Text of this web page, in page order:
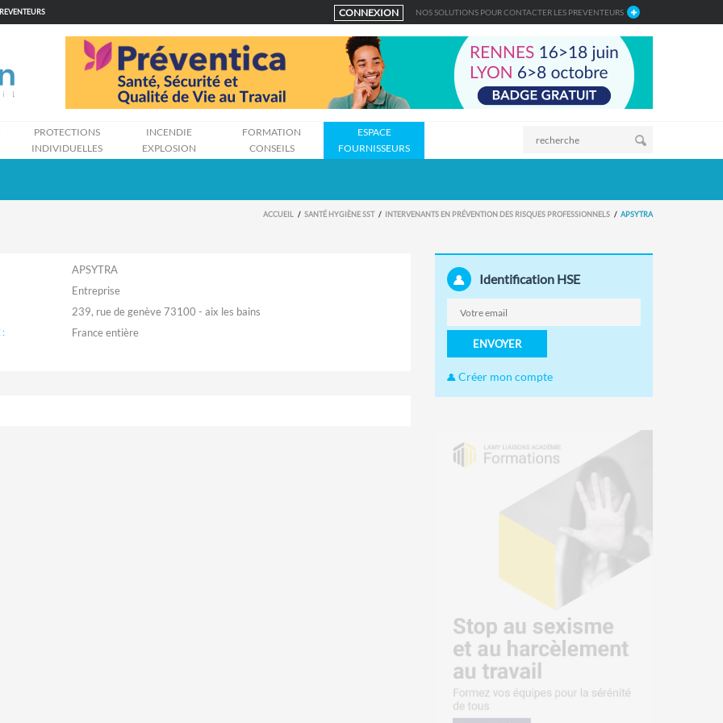
CONNEXION NOS SOLUTIONS POUR CONTACTER LES PREVENTEURS
PROTECTIONS
INDIVIDUELLES
INCENDIE
EXPLOSION
FORMATION
CONSEILS
ESPACE
FOURNISSEURS
ACCUEIL SANTÉ HYGIÈNE SST INTERVENANTS EN PRÉVENTION DES RISQUES PROFESSIONNELS APSYTRA
APSYTRA
Entreprise
239, rue de genève 73100 - aix les bains
:
Identification HSE
ENVOYER
Créer mon compte